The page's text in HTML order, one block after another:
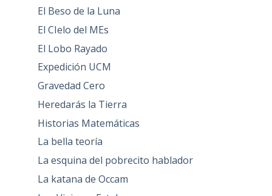
El Beso de la Luna
El CIelo del MEs
El Lobo Rayado
Expedición UCM
Gravedad Cero
Heredarás la Tierra
Historias Matemáticas
La bella teoría
La esquina del pobrecito hablador
La katana de Occam